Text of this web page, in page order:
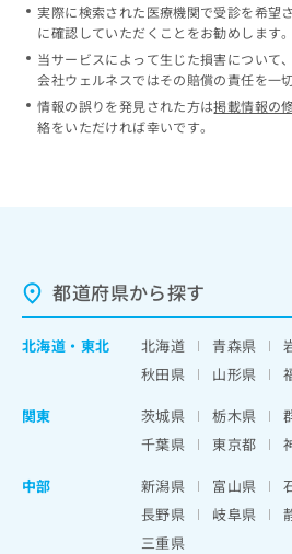
実際に検索された医療機関で受診を希望
に確認していただくことをお勧めします。
当サービスによって生じた損害について
会社ウェルネスではその賠償の責任を一
情報の誤りを発見された方は掲載情報の
絡をいただければ幸いです。
都道府県から探す
北海道 ・ 東北 北海道 青森県
秋田県
山形県
関東
茨城県 栃木県
千葉県
東京都
中部
新潟県 富山県
長野県
岐阜県
三重県